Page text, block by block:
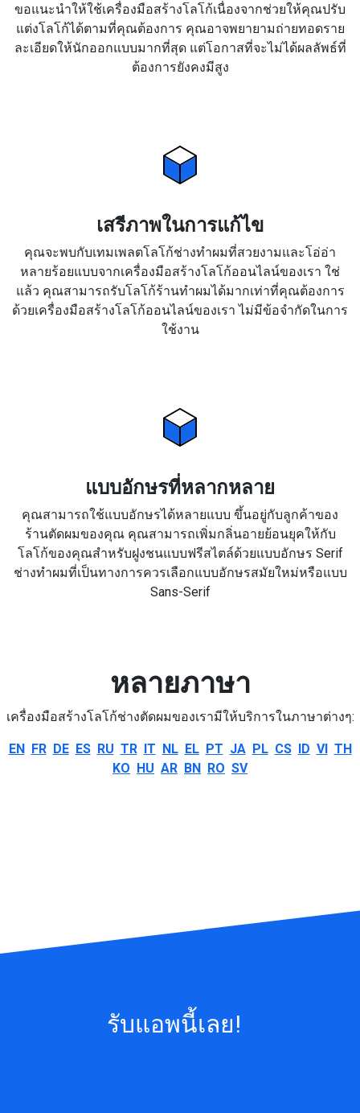
ขอแนะนำให้ใช้เครื่องมือสร้างโลโก้เนื่องจากช่วยให้คุณปรับ
แต่งโลโก้ได้ตามที่คุณต้องการ คุณอาจพยายามถ่ายทอดราย
ละเอียดให้นักออกแบบมากที่สุด แต่โอกาสที่จะไม่ได้ผลลัพธ์ที่
ต้องการยังคงมีสูง
เสรีภาพในการแก้ไข
คุณจะพบกับเทมเพลตโลโก้ช่างทำผมที่สวยงามและโอ่อ่า
หลายร้อยแบบจากเครื่องมือสร้างโลโก้ออนไลน์ของเรา ใช่
แล้ว คุณสามารถรับโลโก้ร้านทำผมได้มากเท่าที่คุณต้องการ
ด้วยเครื่องมือสร้างโลโก้ออนไลน์ของเรา ไม่มีข้อจำกัดในการ
ใช้งาน
แบบอักษรที่หลากหลาย
คุณสามารถใช้แบบอักษรได้หลายแบบ ขึ้นอยู่กับลูกค้าของ
ร้านตัดผมของคุณ คุณสามารถเพิ่มกลิ่นอายย้อนยุคให้กับ
โลโก้ของคุณสำหรับฝูงชนแบบฟรีสไตล์ด้วยแบบอักษร Serif
ช่างทำผมที่เป็นทางการควรเลือกแบบอักษรสมัยใหม่หรือแบบ
Sans-Serif
หลายภาษา
เครื่องมือสร้างโลโก้ช่างตัดผมของเรามีให้บริการในภาษาต่างๆ:
EN FR DE ES RU TR IT NL EL PT JA PL CS ID VI TH
KO HU AR BN RO SV
รับแอพนี้เลย!